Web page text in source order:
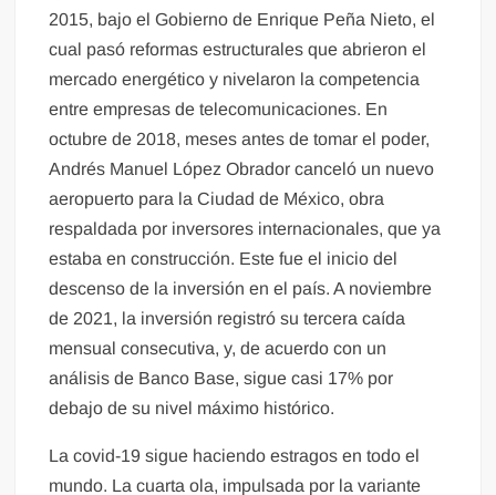
2015, bajo el Gobierno de Enrique Peña Nieto, el
cual pasó reformas estructurales que abrieron el
mercado energético y nivelaron la competencia
entre empresas de telecomunicaciones. En
octubre de 2018, meses antes de tomar el poder,
Andrés Manuel López Obrador canceló un nuevo
aeropuerto para la Ciudad de México, obra
respaldada por inversores internacionales, que ya
estaba en construcción. Este fue el inicio del
descenso de la inversión en el país. A noviembre
de 2021, la inversión registró su tercera caída
mensual consecutiva, y, de acuerdo con un
análisis de Banco Base, sigue casi 17% por
debajo de su nivel máximo histórico.
La covid-19 sigue haciendo estragos en todo el
mundo. La cuarta ola, impulsada por la variante